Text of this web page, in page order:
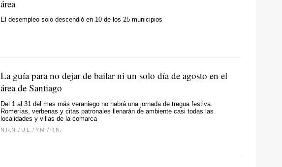
área
El desempleo solo descendió en 10 de los 25 municipios
La guía para no dejar de bailar ni un solo día de agosto en el
área de Santiago
Del 1 al 31 del mes más veraniego no habrá una jornada de tregua festiva.
Romerías, verbenas y citas patronales llenarán de ambiente casi todas las
localidades y villas de la comarca
N.R.N. / U.L. / Y.M. / R.N.